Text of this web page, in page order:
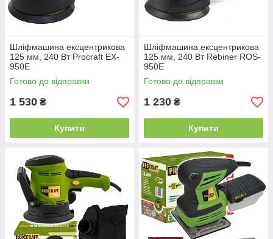
Шліфмашина ексцентрикова
125 мм, 240 Вт Procraft EX-
950E
Готово до відправки
1 530 ₴
Купити
Шліфмашина ексцентрикова
125 мм, 240 Вт Rebiner ROS-
950E
Готово до відправки
1 230 ₴
Купити